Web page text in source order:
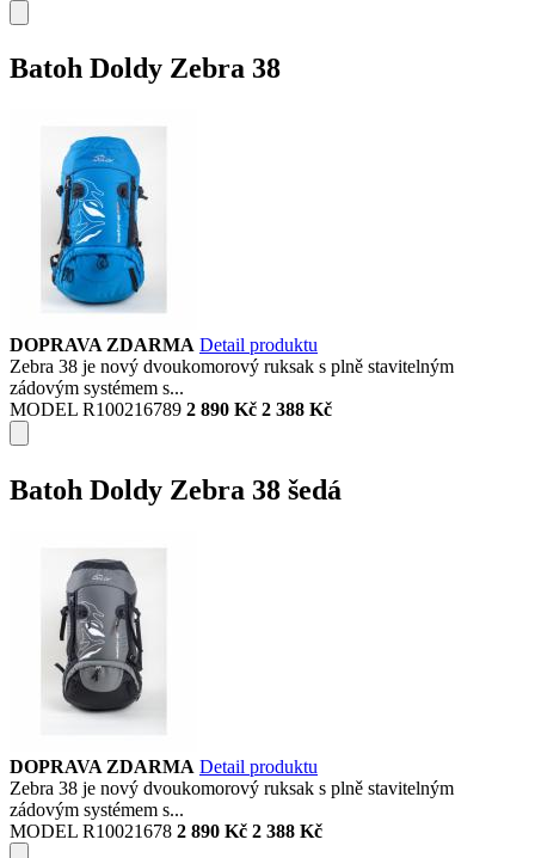
Batoh Doldy Zebra 38
DOPRAVA ZDARMA Detail produktu
Zebra 38 je nový dvoukomorový ruksak s plně stavitelným
zádovým systémem s...
MODEL R100216789 2 890 Kč 2 388 Kč
Batoh Doldy Zebra 38 šedá
DOPRAVA ZDARMA Detail produktu
Zebra 38 je nový dvoukomorový ruksak s plně stavitelným
zádovým systémem s...
MODEL R10021678 2 890 Kč 2 388 Kč